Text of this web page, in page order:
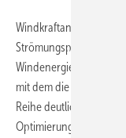
Windkraftanlagen
Windenergieforschung
mit dem die
Reihe deutlich werden.
Optimierungsbedarf.